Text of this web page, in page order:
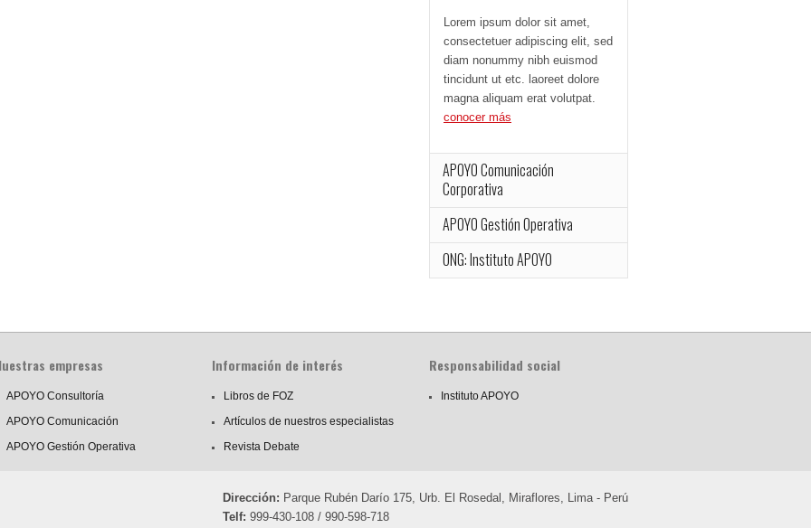
Lorem ipsum dolor sit amet,
consectetuer adipiscing elit, sed
diam nonummy nibh euismod
tincidunt ut etc. laoreet dolore
magna aliquam erat volutpat.
conocer más
APOYO Comunicación
Corporativa
APOYO Gestión Operativa
ONG: Instituto APOYO
empresas
APOYO Consultoría
APOYO Comunicación
APOYO Gestión Operativa
Información de interés
Libros de FOZ
Artículos de nuestros especialistas
Revista Debate
Responsabilidad social
Instituto APOYO
Dirección: Parque Rubén Darío 175, Urb. El Rosedal, Miraflores, Lima - Perú
Telf: 999-430-108 / 990-598-718